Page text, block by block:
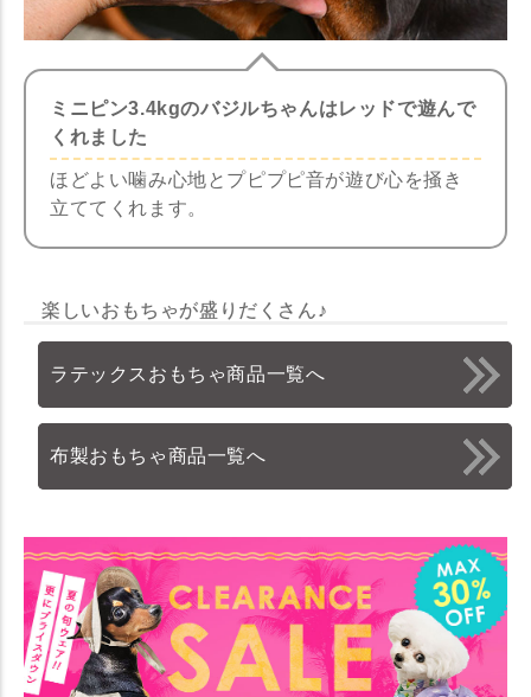
ミニピン3.4kgのバジルちゃんはレッドで遊んで
くれました
ほどよい噛み心地とプピプピ音が遊び心を掻き
立ててくれます。
楽しいおもちゃが盛りだくさん♪
ラテックスおもちゃ商品一覧へ
布製おもちゃ商品一覧へ